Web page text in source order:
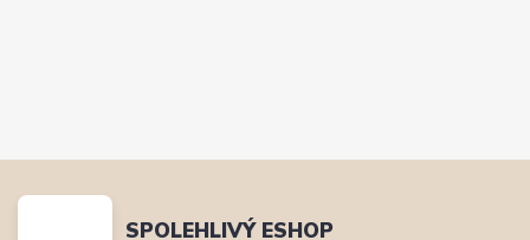
SPOLEHLIVÝ ESHOP